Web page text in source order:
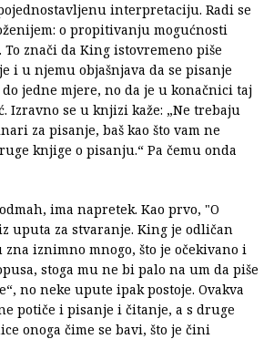
interpretaciju. Radi se
o propitivanju mogućnosti
To znači da King istovremeno piše
i u njemu objašnjava da se pisanje
jedne mjere, no da je u konačnici taj
Izravno se u knjizi kaže: „Ne trebaju
za pisanje, baš kao što vam ne
knjige o pisanju.“ Pa čemu onda
ima napretek. Kao prvo, "O
uputa za stvaranje. King je odličan
iznimno mnogo, što je očekivano i
stoga mu ne bi palo na um da piše
no neke upute ipak postoje. Ovakva
potiče i pisanje i čitanje, a s druge
onoga čime se bavi, što je čini